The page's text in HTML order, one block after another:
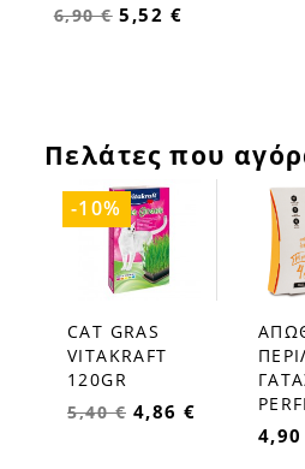
6,90 € 5,52 €
Πελάτες που
favorite_border
CAT GRAS
VITAKRAFT
120GR
5,40 € 4,86 €
-10%
favorite_border